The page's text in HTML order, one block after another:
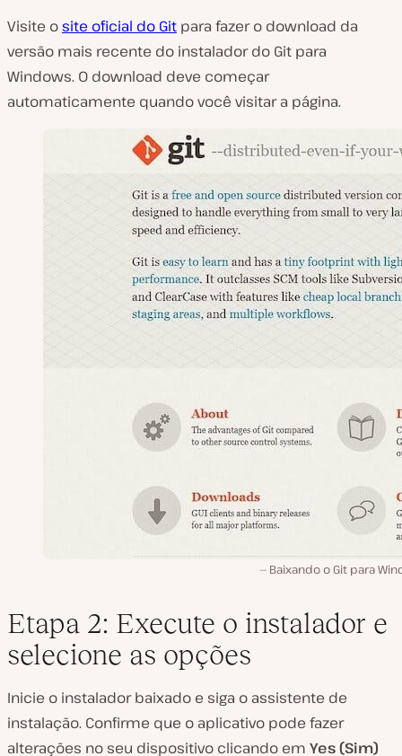
Visite osite oficial do Git para fazer o download da
versão mais recente do instalador do Git para
Windows. O download deve começar
automaticamente quando você visitar a página.
Baixando o Git para
Etapa 2: Execute o instalador e
selecione as opções
Inicie o instalador baixado e siga o assistente de
instalação. Confirme que o aplicativo pode fazer
alterações no seu dispositivo clicando em Yes (Sim)